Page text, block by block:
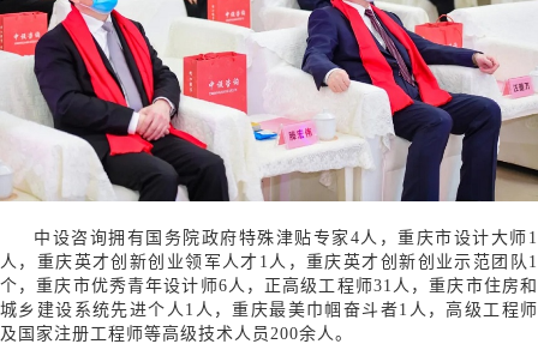
中设咨询拥有国务院政府特殊津贴专家4人，重庆市设计大师1
人，重庆英才创新创业领军人才1人，重庆英才创新创业示范团队1
个，重庆市优秀青年设计师6人，正高级工程师31人，重庆市住房和
城乡建设系统先进个人1人，重庆最美巾帼奋斗者1人，高级工程师
及国家注册工程师等高级技术人员200余人。